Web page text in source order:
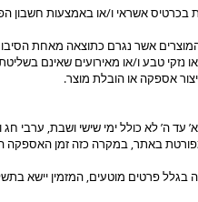
אשראי ו/או באמצעות חשבון
אשר נגרם כתוצאה מאחת
טבע ו/או מאירועים שאינם
אספקה או הובלת מוצר.
ה’ לא כולל ימי שישי ושבת, ערבי חג
באתר, במקרה כזה זמן האספקה
פרטים מוטעים, המזמין יישא